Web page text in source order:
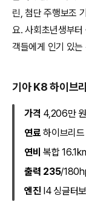
린, 첨단 주행보조
요. 사회초년생부
객들에게 인기 있는
기아 K8 하이브
가격 4,206만
연료하이브리드
연비 복합
출력 235/
엔진I4 싱글터보